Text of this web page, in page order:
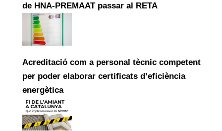
de HNA-PREMAAT passar al RETA
Acreditació com a personal tècnic competent
per poder elaborar certificats d’eficiència
energètica